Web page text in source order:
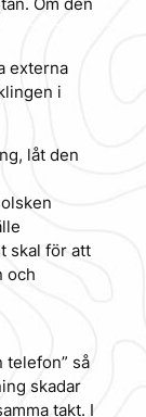
Om den
externa
i
låt den
skal för att
och
telefon” så
skadar
takt. I